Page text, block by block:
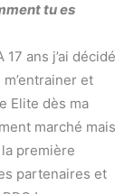
tu es
ans j’ai décidé
et
Elite dès ma
marché mais
première
partenaires et